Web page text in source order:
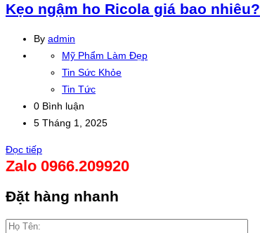
Kẹo ngậm ho Ricola giá bao nhiêu?
By admin
Mỹ Phẩm Làm Đẹp
Tin Sức Khỏe
Tin Tức
0 Bình luận
5 Tháng 1, 2025
Đọc tiếp
Zalo 0966.209920
Đặt hàng nhanh